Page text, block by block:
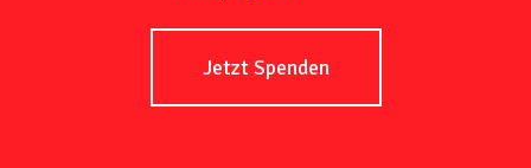
Jetzt Spenden